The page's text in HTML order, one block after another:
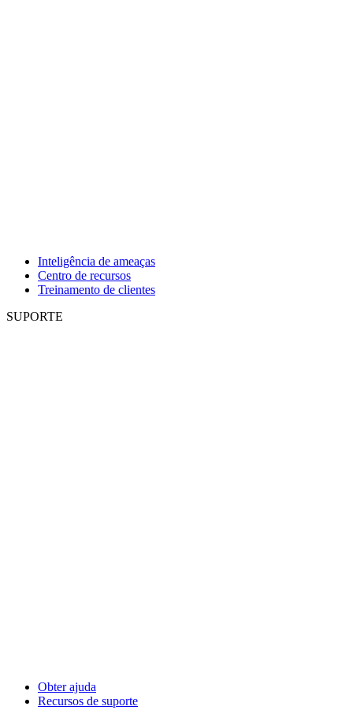
Inteligência de ameaças
Centro de recursos
Treinamento de clientes
SUPORTE
Obter ajuda
Recursos de suporte